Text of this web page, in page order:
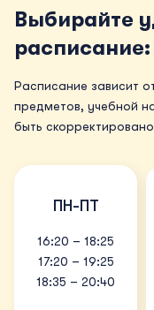
Выбирайте
расписание:
Расписание зависит
предметов, учебной
быть
ПН-ПТ
16:20 – 18:25
17:20 – 19:25
18:35 – 20:40